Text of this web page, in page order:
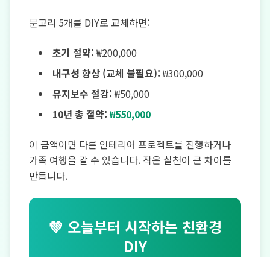
문고리 5개를 DIY로 교체하면:
초기 절약:₩200,000
내구성 향상 (교체 불필요):₩300,000
유지보수 절감:₩50,000
10년 총 절약: ₩550,000
이 금액이면 다른 인테리어 프로젝트를 진행하거나
가족 여행을 갈 수 있습니다. 작은 실천이 큰 차이를
만듭니다.
💚 오늘부터 시작하는 친환경
DIY